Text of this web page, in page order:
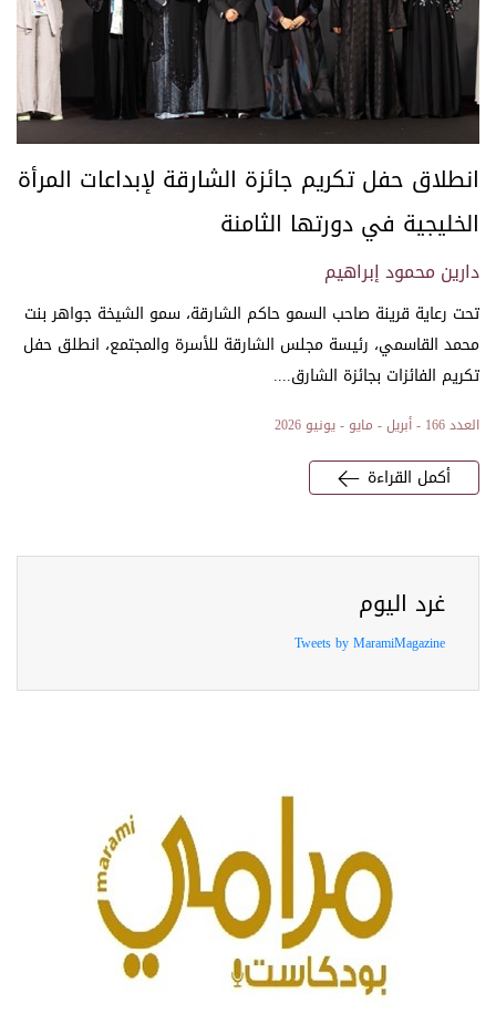
انطلاق حفل تكريم جائزة الشارقة لإبداعات المرأة
الخليجية في دورتها الثامنة
دارين محمود إبراهيم
تحت رعاية قرينة صاحب السمو حاكم الشارقة، سمو الشيخة جواهر بنت
محمد القاسمي، رئيسة مجلس الشارقة للأسرة والمجتمع، انطلق حفل
تكريم الفائزات بجائزة الشارق....
العدد 166 - أبريل - مايو - يونيو 2026
أكمل القراءة
غرد اليوم
Tweets by MaramiMagazine